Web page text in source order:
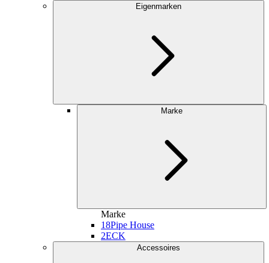
Eigenmarken
Marke
Marke
18Pipe House
2ECK
Accessoires